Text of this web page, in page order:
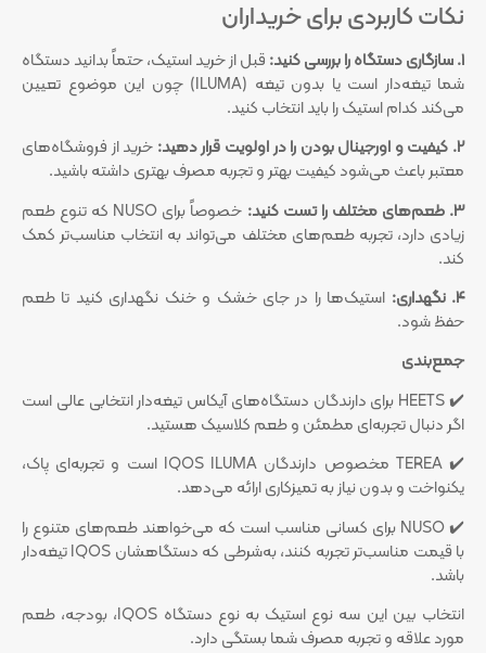
نکات کاربردی برای خریداران
۱. سازگاری دستگاه را بررسی کنید:
قبل از خرید استیک، حتماً بدانید دستگاه
شما تیغه‌دار است یا بدون تیغه (ILUMA) چون این موضوع تعیین
می‌کند کدام استیک را باید انتخاب کنید.
۲. کیفیت و اورجینال بودن را در اولویت قرار دهید:
خرید از فروشگاه‌های
معتبر باعث می‌شود کیفیت بهتر و تجربه مصرف بهتری داشته باشید.
۳. طعم‌های مختلف را تست کنید:
خصوصاً برای NUSO که تنوع طعم
زیادی دارد، تجربه طعم‌های مختلف می‌تواند به انتخاب مناسب‌تر کمک
کند.
۴. نگهداری:
استیک‌ها را در جای خشک و خنک نگهداری کنید تا طعم
حفظ شود.
جمع‌بندی
✔️ HEETS برای دارندگان دستگاه‌های آیکاس تیغه‌دار انتخابی عالی است
اگر دنبال تجربه‌ای مطمئن و طعم کلاسیک هستید.
✔️ TEREA مخصوص دارندگان IQOS ILUMA است و تجربه‌ای پاک،
یکنواخت و بدون نیاز به تمیزکاری ارائه می‌دهد.
✔️ NUSO برای کسانی مناسب است که می‌خواهند طعم‌های متنوع را
با قیمت مناسب‌تر تجربه کنند، به‌شرطی که دستگاهشان IQOS تیغه‌دار
باشد.
انتخاب بین این سه نوع استیک به نوع دستگاه IQOS، بودجه، طعم
مورد علاقه و تجربه مصرف شما بستگی دارد.